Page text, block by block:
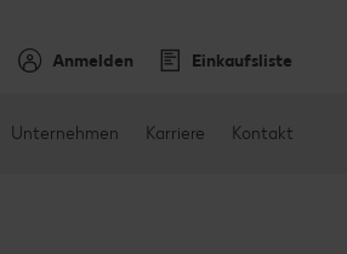
Anmelden Einkaufsliste
Unternehmen Karriere Kontakt